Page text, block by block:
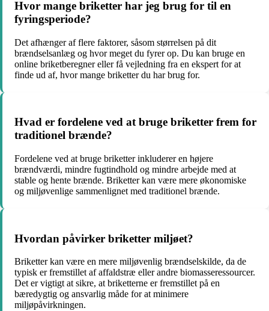
Hvor mange briketter har jeg brug for til en
fyringsperiode?
Det afhænger af flere faktorer, såsom størrelsen på dit
brændselsanlæg og hvor meget du fyrer op. Du kan bruge en
online briketberegner eller få vejledning fra en ekspert for at
finde ud af, hvor mange briketter du har brug for.
Hvad er fordelene ved at bruge briketter frem for
traditionel brænde?
Fordelene ved at bruge briketter inkluderer en højere
brændværdi, mindre fugtindhold og mindre arbejde med at
stable og hente brænde. Briketter kan være mere økonomiske
og miljøvenlige sammenlignet med traditionel brænde.
Hvordan påvirker briketter miljøet?
Briketter kan være en mere miljøvenlig brændselskilde, da de
typisk er fremstillet af affaldstræ eller andre biomasseressourcer.
Det er vigtigt at sikre, at briketterne er fremstillet på en
bæredygtig og ansvarlig måde for at minimere
miljøpåvirkningen.